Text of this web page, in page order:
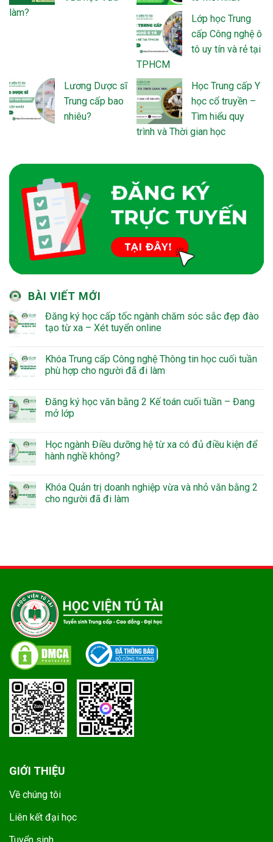
làm?
Lớp học Trung
cấp Công nghệ ô
tô uy tín và rẻ tại
TPHCM
Lương Dược sĩ
Trung cấp bao
nhiêu?
Học Trung cấp Y
học cổ truyền –
Tìm hiểu quy
trình và Thời gian học
BÀI VIẾT MỚI
Đăng ký học cấp tốc ngành chăm sóc sắc đẹp đào
tạo từ xa – Xét tuyển online
Khóa Trung cấp Công nghệ Thông tin học cuối tuần
phù hợp cho người đã đi làm
Đăng ký học văn bằng 2 Kế toán cuối tuần – Đang
mở lớp
Học ngành Điều dưỡng hệ từ xa có đủ điều kiện để
hành nghề không?
Khóa Quản trị doanh nghiệp vừa và nhỏ văn bằng 2
cho người đã đi làm
GIỚI THIỆU
Về chúng tôi
Liên kết đại học